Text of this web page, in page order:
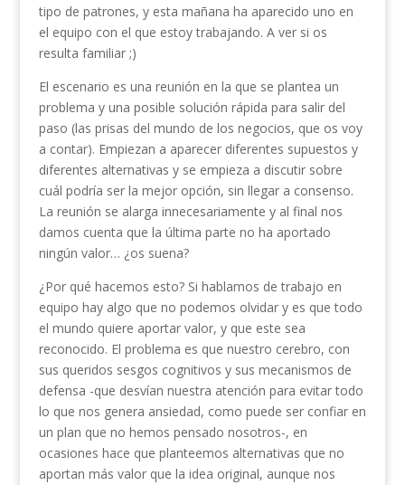
tipo de patrones, y esta mañana ha aparecido uno en
el equipo con el que estoy trabajando. A ver si os
resulta familiar ;)
El escenario es una reunión en la que se plantea un
problema y una posible solución rápida para salir del
paso (las prisas del mundo de los negocios, que os voy
a contar). Empiezan a aparecer diferentes supuestos y
diferentes alternativas y se empieza a discutir sobre
cuál podría ser la mejor opción, sin llegar a consenso.
La reunión se alarga innecesariamente y al final nos
damos cuenta que la última parte no ha aportado
ningún valor… ¿os suena?
¿Por qué hacemos esto? Si hablamos de trabajo en
equipo hay algo que no podemos olvidar y es que todo
el mundo quiere aportar valor, y que este sea
reconocido. El problema es que nuestro cerebro, con
sus queridos sesgos cognitivos y sus mecanismos de
defensa -que desvían nuestra atención para evitar todo
lo que nos genera ansiedad, como puede ser confiar en
un plan que no hemos pensado nosotros-, en
ocasiones hace que planteemos alternativas que no
aportan más valor que la idea original, aunque nos